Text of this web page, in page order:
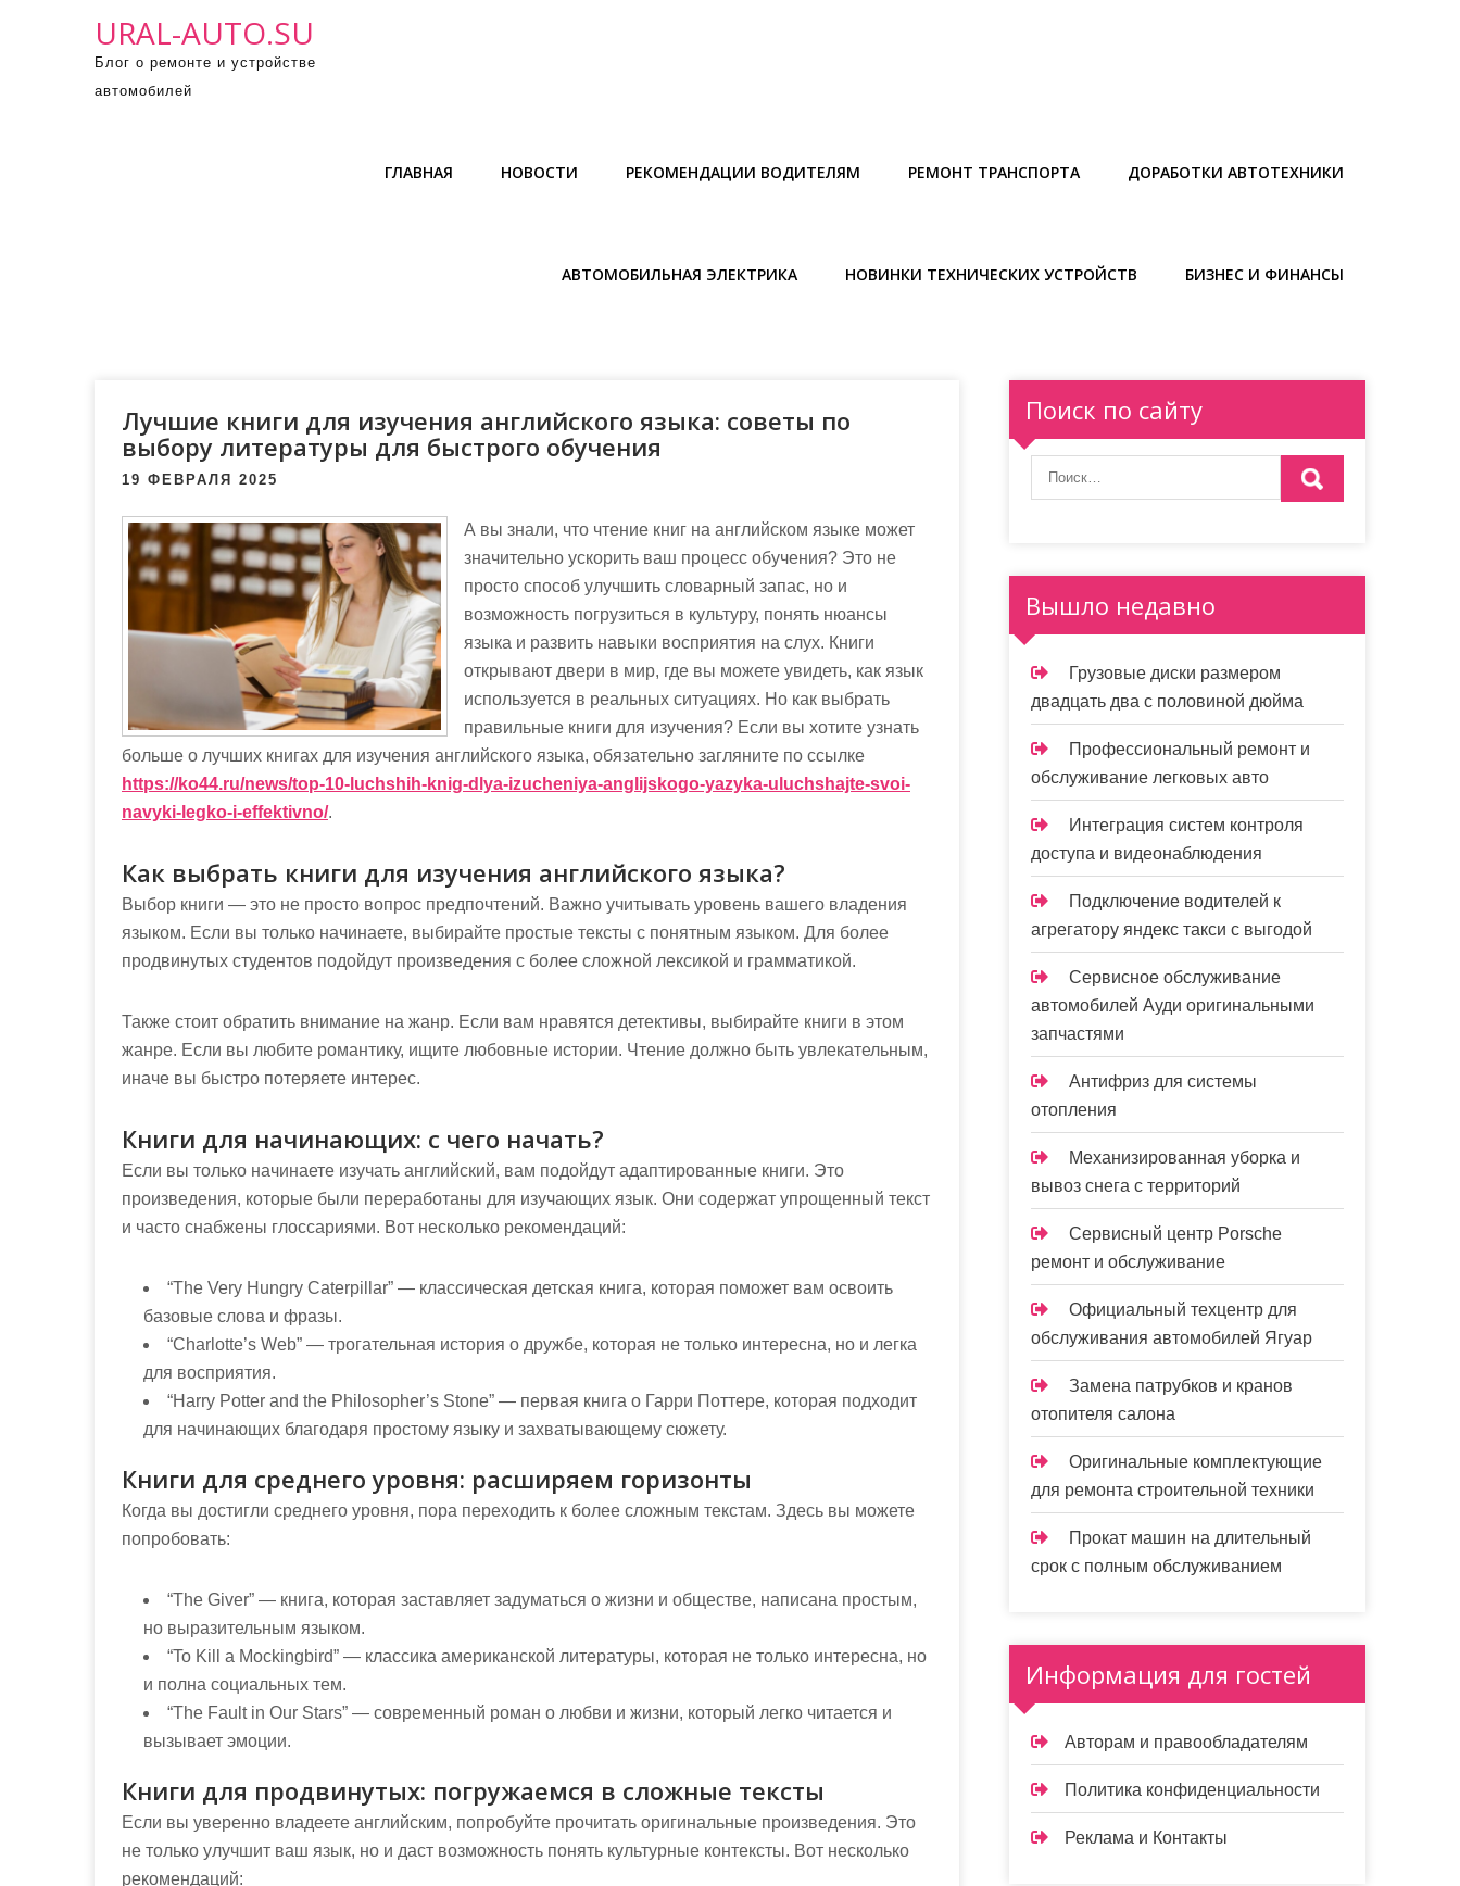
URAL-AUTO.SU
Блог о ремонте и устройстве
автомобилей
ГЛАВНАЯ НОВОСТИ РЕКОМЕНДАЦИИ ВОДИТЕЛЯМ РЕМОНТ ТРАНСПОРТА ДОРАБОТКИ АВТОТЕХНИКИ
АВТОМОБИЛЬНАЯ ЭЛЕКТРИКА НОВИНКИ ТЕХНИЧЕСКИХ УСТРОЙСТВ БИЗНЕС И ФИНАНСЫ
Лучшие книги для изучения английского языка: советы по
выбору литературы для быстрого обучения
19 ФЕВРАЛЯ 2025
А вы знали, что чтение книг на английском языке может
значительно ускорить ваш процесс обучения? Это не
просто способ улучшить словарный запас, но и
возможность погрузиться в культуру, понять нюансы
языка и развить навыки восприятия на слух. Книги
открывают двери в мир, где вы можете увидеть, как язык
используется в реальных ситуациях. Но как выбрать
правильные книги для изучения? Если вы хотите узнать
больше о лучших книгах для изучения английского языка, обязательно загляните по ссылке
https://ko44.ru/news/top-10-luchshih-knig-dlya-izucheniya-anglijskogo-yazyka-uluchshajte-svoi-
navyki-legko-i-effektivno/.
Как выбрать книги для изучения английского языка?
Выбор книги — это не просто вопрос предпочтений. Важно учитывать уровень вашего владения
языком. Если вы только начинаете, выбирайте простые тексты с понятным языком. Для более
продвинутых студентов подойдут произведения с более сложной лексикой и грамматикой.
Также стоит обратить внимание на жанр. Если вам нравятся детективы, выбирайте книги в этом
жанре. Если вы любите романтику, ищите любовные истории. Чтение должно быть увлекательным,
иначе вы быстро потеряете интерес.
Книги для начинающих: с чего начать?
Если вы только начинаете изучать английский, вам подойдут адаптированные книги. Это
произведения, которые были переработаны для изучающих язык. Они содержат упрощенный текст
и часто снабжены глоссариями. Вот несколько рекомендаций:
“The Very Hungry Caterpillar” — классическая детская книга, которая поможет вам освоить
базовые слова и фразы.
“Charlotte’s Web” — трогательная история о дружбе, которая не только интересна, но и легка
для восприятия.
“Harry Potter and the Philosopher’s Stone” — первая книга о Гарри Поттере, которая подходит
для начинающих благодаря простому языку и захватывающему сюжету.
Книги для среднего уровня: расширяем горизонты
Когда вы достигли среднего уровня, пора переходить к более сложным текстам. Здесь вы можете
попробовать:
“The Giver” — книга, которая заставляет задуматься о жизни и обществе, написана простым,
но выразительным языком.
“To Kill a Mockingbird” — классика американской литературы, которая не только интересна, но
и полна социальных тем.
“The Fault in Our Stars” — современный роман о любви и жизни, который легко читается и
вызывает эмоции.
Книги для продвинутых: погружаемся в сложные тексты
Если вы уверенно владеете английским, попробуйте прочитать оригинальные произведения. Это
не только улучшит ваш язык, но и даст возможность понять культурные контексты. Вот несколько
рекомендаций:
Поиск по сайту
Вышло недавно
Грузовые диски размером
двадцать два с половиной дюйма
Профессиональный ремонт и
обслуживание легковых авто
Интеграция систем контроля
доступа и видеонаблюдения
Подключение водителей к
агрегатору яндекс такси с выгодой
Сервисное обслуживание
автомобилей Ауди оригинальными
запчастями
Антифриз для системы
отопления
Механизированная уборка и
вывоз снега с территорий
Сервисный центр Porsche
ремонт и обслуживание
Официальный техцентр для
обслуживания автомобилей Ягуар
Замена патрубков и кранов
отопителя салона
Оригинальные комплектующие
для ремонта строительной техники
Прокат машин на длительный
срок с полным обслуживанием
Информация для гостей
Авторам и правообладателям
Политика конфиденциальности
Реклама и Контакты